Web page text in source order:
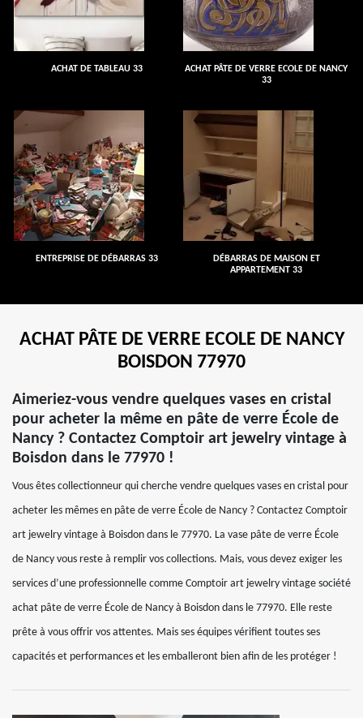
ACHAT DE TABLEAU 33
ACHAT PÂTE DE VERRE ECOLE DE NANCY
33
ENTREPRISE DE DÉBARRAS 33
DÉBARRAS DE MAISON ET
APPARTEMENT 33
ACHAT PÂTE DE VERRE ECOLE DE NANCY
BOISDON 77970
Aimeriez-vous vendre quelques vases en cristal
pour acheter la même en pâte de verre École de
Nancy ? Contactez Comptoir art jewelry vintage à
Boisdon dans le 77970 !
Vous êtes collectionneur qui cherche vendre quelques vases en cristal pour
acheter les mêmes en pâte de verre École de Nancy ? Contactez Comptoir
art jewelry vintage à Boisdon dans le 77970. La vase pâte de verre École
de Nancy vous reste à remplir vos collections. Mais, vous devez exiger les
services d’une professionnelle comme Comptoir art jewelry vintage société
achat pâte de verre École de Nancy à Boisdon dans le 77970. Elle reste
prête à vous offrir vos attentes. Mais ses équipes vérifient toutes ses
capacités et performances et les emballeront bien afin de les protéger !